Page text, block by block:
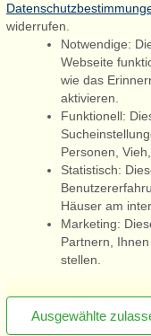
Følg os på:
Admiral Strand
Sie sind hier:
widerrufen.
Notwendige:
Webseite
wie das
aktivieren.
Funktionell:
Personen,
Statistisch:
Häuser am
Marketing:
Partnern,
stellen.
Ausgewählte